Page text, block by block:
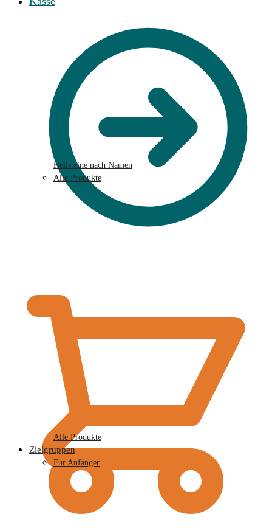
Heilsteine nach Namen
Alle Produkte
Alle Produkte
Zielgruppen
Für Anfänger